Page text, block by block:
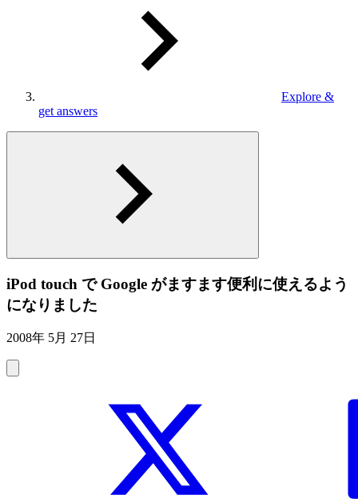
Explore &
get answers
iPod touch で Google がますます便利に使えるよう
になりました
2008年 5月 27日